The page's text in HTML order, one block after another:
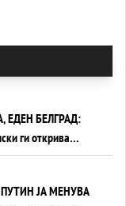
ЕДЕН БЕЛГРАД:
ги открива
на балансирање
ПУТИН ЈА МЕНУВА